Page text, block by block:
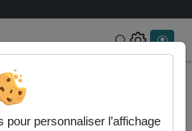
Rechercher
groupe-6-co…
personnaliser l’affichage